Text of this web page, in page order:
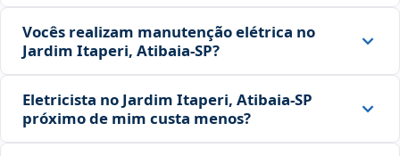
Vocês realizam manutenção elétrica no
Jardim Itaperi, Atibaia‑SP?
Eletricista no Jardim Itaperi, Atibaia‑SP
próximo de mim custa menos?